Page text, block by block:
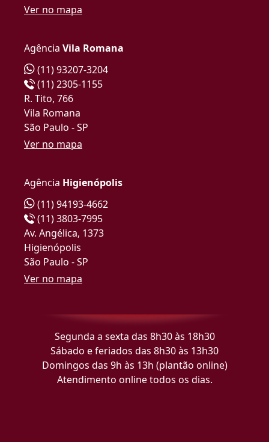
Ver no mapa
Agência Vila Romana
(11) 93207-3204
(11) 2305-1155
R. Tito, 766
Vila Romana
São Paulo - SP
Ver no mapa
Agência Higienópolis
(11) 94193-4662
(11) 3803-7995
Av. Angélica, 1373
Higienópolis
São Paulo - SP
Ver no mapa
Segunda a sexta das 8h30 às 18h30
Sábado e feriados das 8h30 às 13h30
Domingos das 9h às 13h (plantão online)
Atendimento online todos os dias.